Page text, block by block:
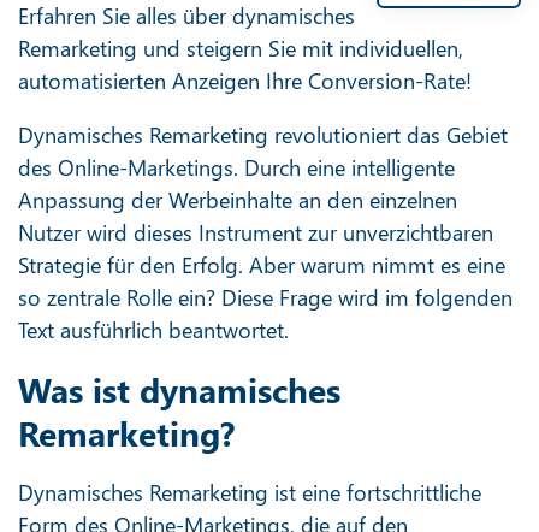
Erfahren Sie alles über dynamisches
Remarketing und steigern Sie mit individuellen,
automatisierten Anzeigen Ihre Conversion-Rate!
Dynamisches Remarketing revolutioniert das Gebiet
des Online-Marketings. Durch eine intelligente
Anpassung der Werbeinhalte an den einzelnen
Nutzer wird dieses Instrument zur unverzichtbaren
Strategie für den Erfolg. Aber warum nimmt es eine
so zentrale Rolle ein? Diese Frage wird im folgenden
Text ausführlich beantwortet.
Was ist dynamisches
Remarketing?
Dynamisches Remarketing ist eine fortschrittliche
Form des Online-Marketings, die auf den